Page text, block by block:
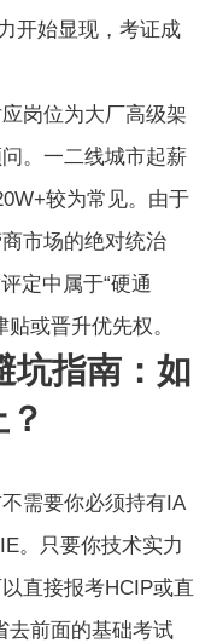
开始显现，考证成
岗位为大厂高级架
。一二线城市起薪
较为常见。由于
市场的绝对统治
定中属于“硬通
或晋升优先权。
坑指南：如
需要你必须持有IA
。只要你技术实力
直接报考HCIP或直
去前面的基础考试